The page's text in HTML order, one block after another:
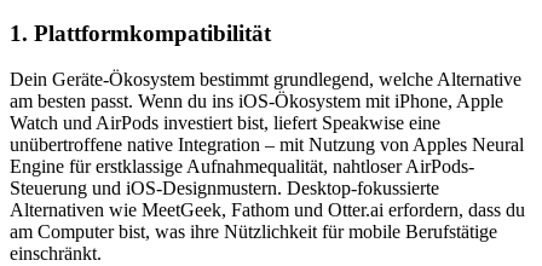
1. Plattformkompatibilität
Dein Geräte-Ökosystem bestimmt grundlegend, welche Alternative
am besten passt. Wenn du ins iOS-Ökosystem mit iPhone, Apple
Watch und AirPods investiert bist, liefert Speakwise eine
unübertroffene native Integration – mit Nutzung von Apples Neural
Engine für erstklassige Aufnahmequalität, nahtloser AirPods-
Steuerung und iOS-Designmustern. Desktop-fokussierte
Alternativen wie MeetGeek, Fathom und Otter.ai erfordern, dass du
am Computer bist, was ihre Nützlichkeit für mobile Berufstätige
einschränkt.